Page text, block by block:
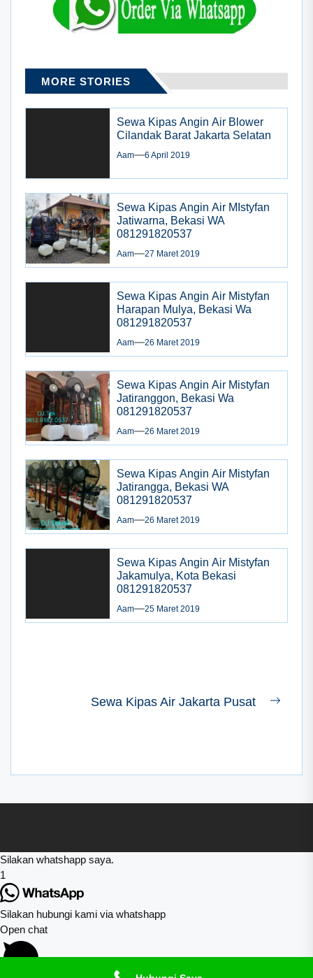
MORE STORIES
Sewa Kipas Angin Air Blower
Cilandak Barat Jakarta Selatan
Aam 6 April 2019
Sewa Kipas Angin Air MIstyfan
Jatiwarna, Bekasi WA
081291820537
Aam 27 Maret 2019
Sewa Kipas Angin Air Mistyfan
Harapan Mulya, Bekasi Wa
081291820537
Aam 26 Maret 2019
Sewa Kipas Angin Air Mistyfan
Jatiranggon, Bekasi Wa
081291820537
Aam 26 Maret 2019
Sewa Kipas Angin Air Mistyfan
Jatirangga, Bekasi WA
081291820537
Aam 26 Maret 2019
Sewa Kipas Angin Air Mistyfan
Jakamulya, Kota Bekasi
081291820537
Aam 25 Maret 2019
NavigasiSewa Kipas Air Jakarta Pusat
Silakan whatshapp saya.
1
Silakan hubungi kami via whatshapp
Open chat